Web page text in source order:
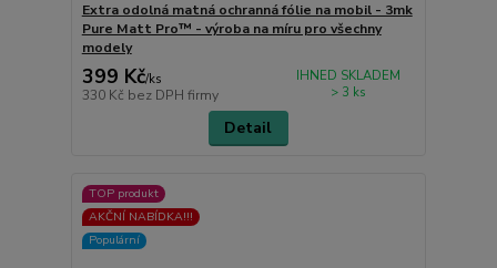
Extra odolná matná ochranná fólie na mobil - 3mk
Pure Matt Pro™ - výroba na míru pro všechny
modely
399 Kč/ks
330 Kč bez DPH firmy
IHNED SKLADEM
> 3 ks
Detail
TOP produkt
AKČNÍ NABÍDKA!!!
Populární